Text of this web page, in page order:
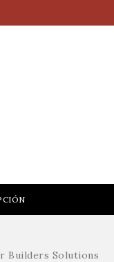
Builders Solutions